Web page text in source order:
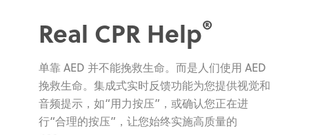
Real CPR Help®
单靠 AED 并不能挽救生命。而是人们使用 AED
挽救生命。集成式实时反馈功能为您提供视觉和
音频提示，如“用力按压”，或确认您正在进
行“合理的按压”，让您始终实施高质量的